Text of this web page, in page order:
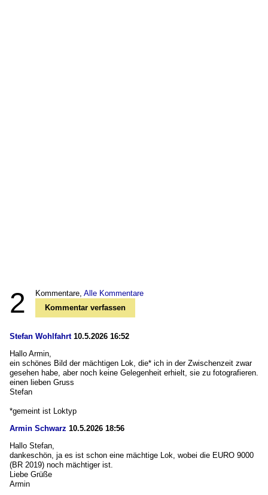
2 Kommentare, Alle Kommentare
Kommentar verfassen
Stefan Wohlfahrt10.5.2026 16:52
Hallo Armin,
ein schönes Bild der mächtigen Lok, die* ich in der Zwischenzeit zwar
gesehen habe, aber noch keine Gelegenheit erhielt, sie zu fotografieren.
einen lieben Gruss
Stefan
*gemeint ist Loktyp
Armin Schwarz 10.5.2026 18:56
Hallo Stefan,
dankeschön, ja es ist schon eine mächtige Lok, wobei die EURO 9000
(BR 2019) noch mächtiger ist.
Liebe Grüße
Armin